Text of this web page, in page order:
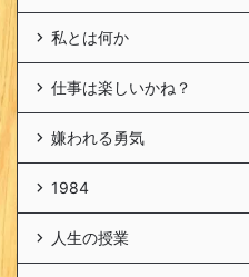
私とは何か
仕事は楽しいかね？
嫌われる勇気
1984
人生の授業